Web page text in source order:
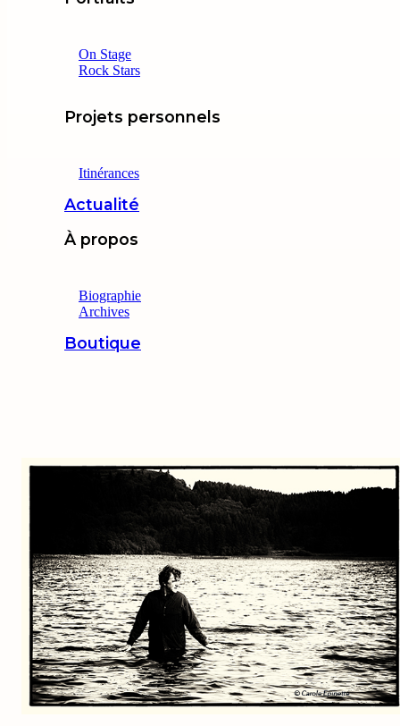
On Stage
Rock Stars
Projets personnels
Itinérances
Actualité
À propos
Biographie
Archives
Boutique